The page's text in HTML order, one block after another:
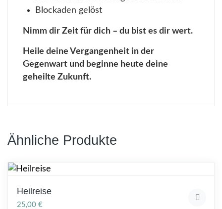
Blockaden gelöst
Nimm dir Zeit für dich – du bist es dir wert.
Heile deine Vergangenheit in der
Gegenwart und beginne heute deine
geheilte Zukunft.
Ähnliche Produkte
Heilreise
25,00 €